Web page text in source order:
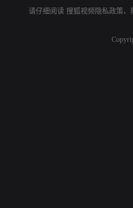
请仔细阅读 搜狐视频隐私政策、